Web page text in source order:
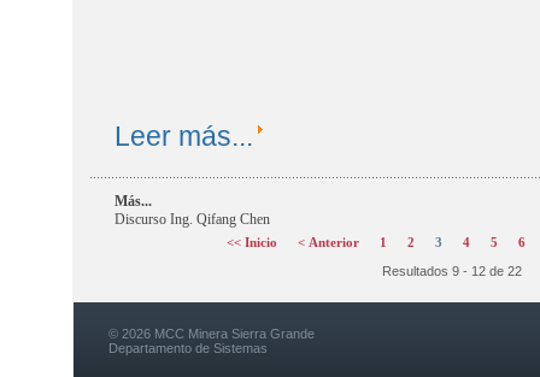
Leer más...
Más...
Discurso Ing. Qifang Chen
<< Inicio < Anterior 1 2 3 4 5
6
Resultados 9 - 12 de 22
© 2026 MCC Minera Sierra Grande
Departamento de Sistemas